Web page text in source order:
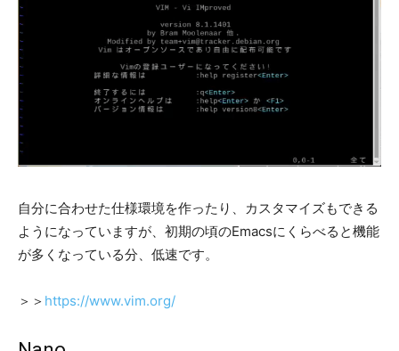
自分に合わせた仕様環境を作ったり、カスタマイズもできる
ようになっていますが、初期の頃のEmacsにくらべると機能
が多くなっている分、低速です。
＞＞ https://www.vim.org/